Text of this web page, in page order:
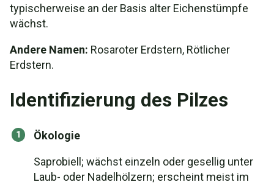
typischerweise an der Basis alter Eichenstümpfe
wächst.
Andere Namen: Rosaroter Erdstern, Rötlicher
Erdstern.
Identifizierung des Pilzes
Ökologie
Saprobiell; wächst einzeln oder gesellig unter
Laub- oder Nadelhölzern; erscheint meist im